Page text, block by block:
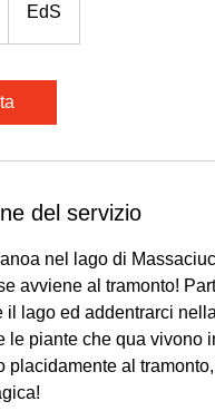
EdS
del servizio
nel lago di
avviene al tramonto!
il lago ed addentrarci
le piante che qua vivono
placidamente al